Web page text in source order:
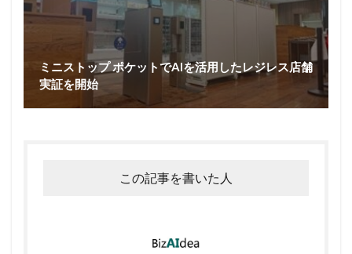
ミニストップ ポケットでAIを活用したレジレス店舗
実証を開始
この記事を書いた人